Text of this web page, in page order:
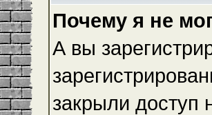
Почему я не
А вы
закрыли доступ